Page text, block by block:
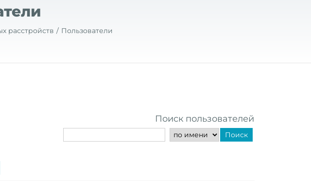
расстройств Пользователи
Поиск пользователей
Поиск